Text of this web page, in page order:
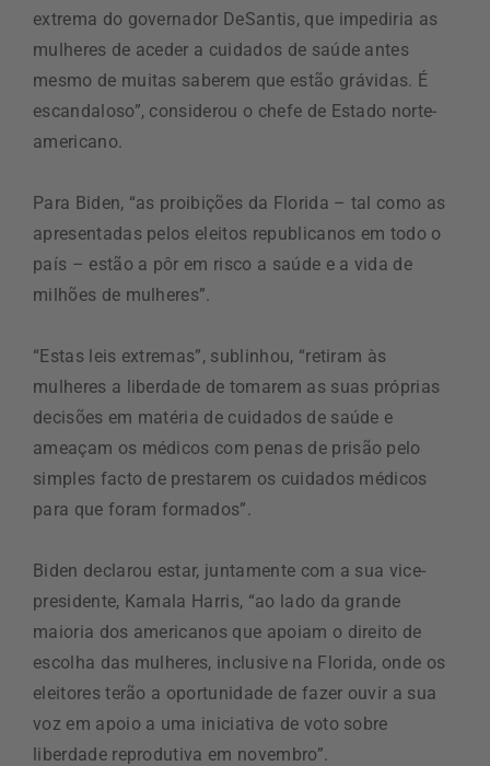
extrema do governador DeSantis, que impediria as
mulheres de aceder a cuidados de saúde antes
mesmo de muitas saberem que estão grávidas. É
escandaloso”, considerou o chefe de Estado norte-
americano.
Para Biden, “as proibições da Florida – tal como as
apresentadas pelos eleitos republicanos em todo o
país – estão a pôr em risco a saúde e a vida de
milhões de mulheres”.
“Estas leis extremas”, sublinhou, “retiram às
mulheres a liberdade de tomarem as suas próprias
decisões em matéria de cuidados de saúde e
ameaçam os médicos com penas de prisão pelo
simples facto de prestarem os cuidados médicos
para que foram formados”.
Biden declarou estar, juntamente com a sua vice-
presidente, Kamala Harris, “ao lado da grande
maioria dos americanos que apoiam o direito de
escolha das mulheres, inclusive na Florida, onde os
eleitores terão a oportunidade de fazer ouvir a sua
voz em apoio a uma iniciativa de voto sobre
liberdade reprodutiva em novembro”.